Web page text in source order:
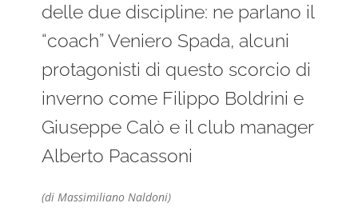
delle due discipline: ne parlano il
“coach” Veniero Spada, alcuni
protagonisti di questo scorcio di
inverno come Filippo Boldrini e
Giuseppe Calò e il club manager
Alberto Pacassoni
(di Massimiliano Naldoni)